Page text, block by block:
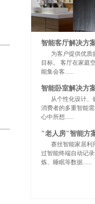
智能客厅解决方
为客户提供优质
目标。 客厅在家庭
能集会客......
智能卧室解决方
从个性化设计、
消费者的多重智能
心中所想......
"老人房"智能方
赛丝智能家居利
过智能终端自动记
炼、睡眠等数据......